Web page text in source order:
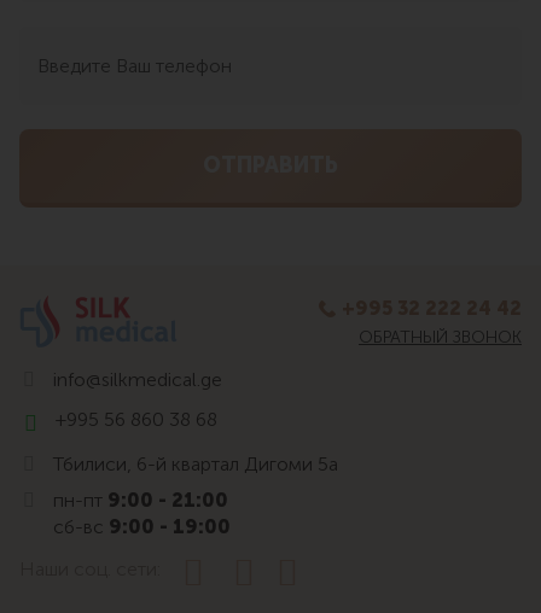
ОБРАТНЫЙ ЗВОНОК
info@silkmedical.ge
+995 56 860 38 68
Тбилиси, 6-й квартал Дигоми 5а
пн-пт 9:00 - 21:00
сб-вс 9:00 - 19:00